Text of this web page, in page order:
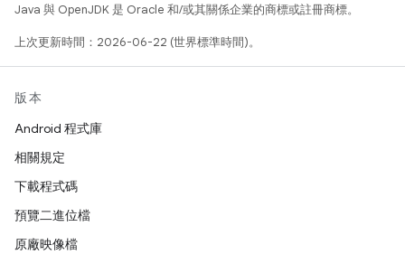
Java 與 OpenJDK 是 Oracle 和/或其關係企業的商標或註冊商標。
上次更新時間：2026-06-22 (世界標準時間)。
版本
Android 程式庫
相關規定
下載程式碼
預覽二進位檔
原廠映像檔